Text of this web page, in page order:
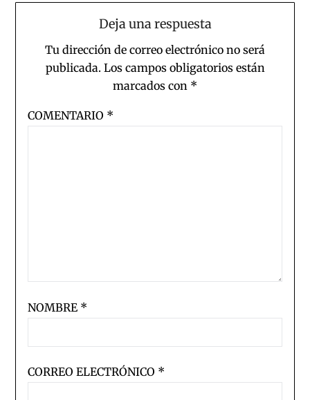
Deja una respuesta
Tu dirección de correo electrónico no será
publicada. Los campos obligatorios están
marcados con *
COMENTARIO *
NOMBRE *
CORREO ELECTRÓNICO *